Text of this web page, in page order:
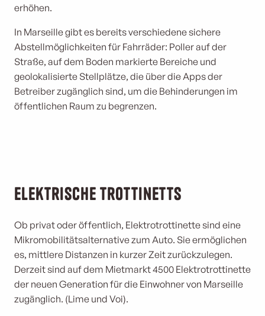
erhöhen.
In Marseille gibt es bereits verschiedene sichere
Abstellmöglichkeiten für Fahrräder: Poller auf der
Straße, auf dem Boden markierte Bereiche und
geolokalisierte Stellplätze, die über die Apps der
Betreiber zugänglich sind, um die Behinderungen im
öffentlichen Raum zu begrenzen.
Elektrische Trottinetts
Ob privat oder öffentlich, Elektrotrottinette sind eine
Mikromobilitätsalternative zum Auto. Sie ermöglichen
es, mittlere Distanzen in kurzer Zeit zurückzulegen.
Derzeit sind auf dem Mietmarkt 4500 Elektrotrottinette
der neuen Generation für die Einwohner von Marseille
zugänglich. (Lime und Voi).